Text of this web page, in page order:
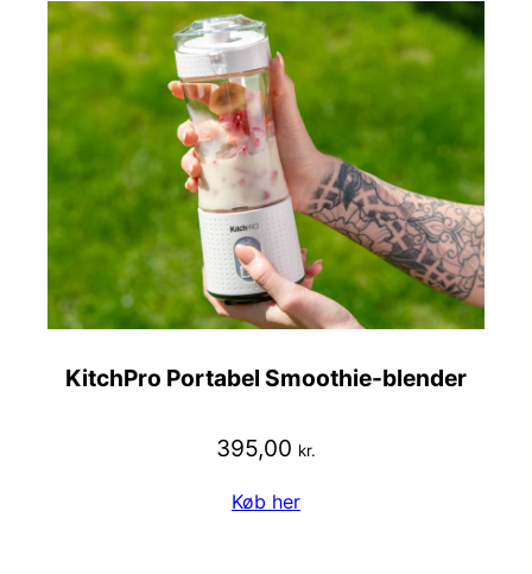
KitchPro Portabel Smoothie-blender
395,00 kr.
Køb her